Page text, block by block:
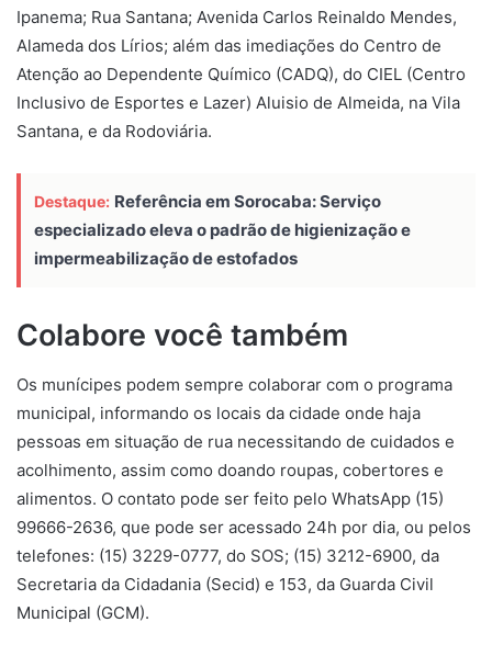
Ipanema; Rua Santana; Avenida Carlos Reinaldo Mendes,
Alameda dos Lírios; além das imediações do Centro de
Atenção ao Dependente Químico (CADQ), do CIEL (Centro
Inclusivo de Esportes e Lazer) Aluisio de Almeida, na Vila
Santana, e da Rodoviária.
Destaque: Referência em Sorocaba: Serviço
especializado eleva o padrão de higienização e
impermeabilização de estofados
Colabore você também
Os munícipes podem sempre colaborar com o programa
municipal, informando os locais da cidade onde haja
pessoas em situação de rua necessitando de cuidados e
acolhimento, assim como doando roupas, cobertores e
alimentos. O contato pode ser feito pelo WhatsApp (15)
99666-2636, que pode ser acessado 24h por dia, ou pelos
telefones: (15) 3229-0777, do SOS; (15) 3212-6900, da
Secretaria da Cidadania (Secid) e 153, da Guarda Civil
Municipal (GCM).